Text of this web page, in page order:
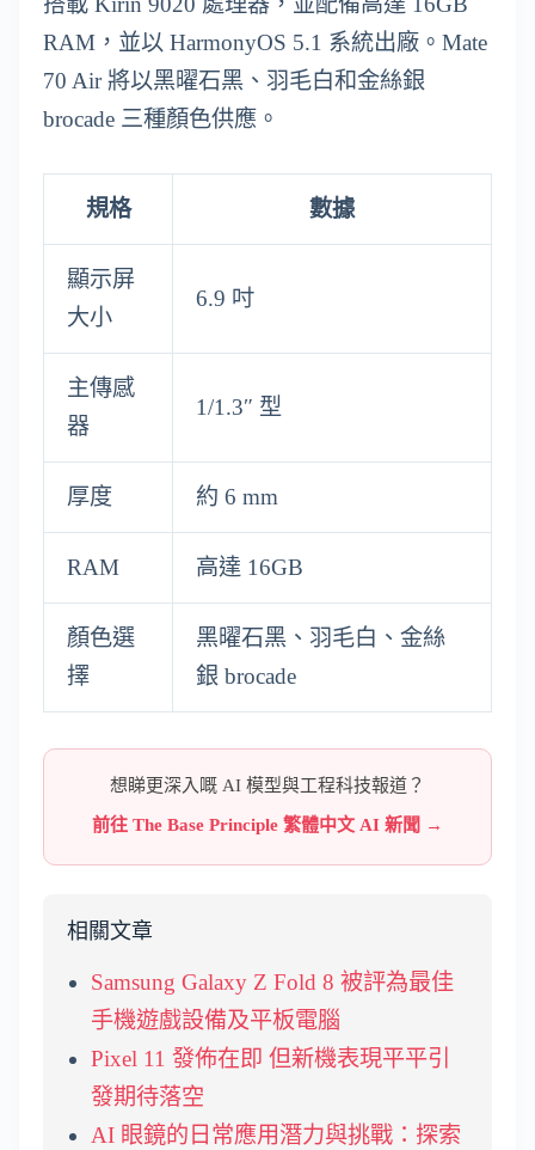
RAM，並以 HarmonyOS 5.1 系統出廠。Mate
70 Air 將以黑曜石黑、羽毛白和金絲銀
brocade 三種顏色供應。
規格 數據
顯示屏
大小
6.9 吋
主傳感
器
1/1.3″ 型
厚度 約 6 mm
RAM 高達 16GB
顏色選
擇
黑曜石黑、羽毛白、金絲
銀 brocade
想睇更深入嘅 AI 模型與工程科技報道？
前往 The Base Principle 繁體中文 AI 新聞 →
相關文章
Samsung Galaxy Z Fold 8 被評為最佳
手機遊戲設備及平板電腦
Pixel 11 發佈在即 但新機表現平平引
發期待落空
AI 眼鏡的日常應用潛力與挑戰：探索